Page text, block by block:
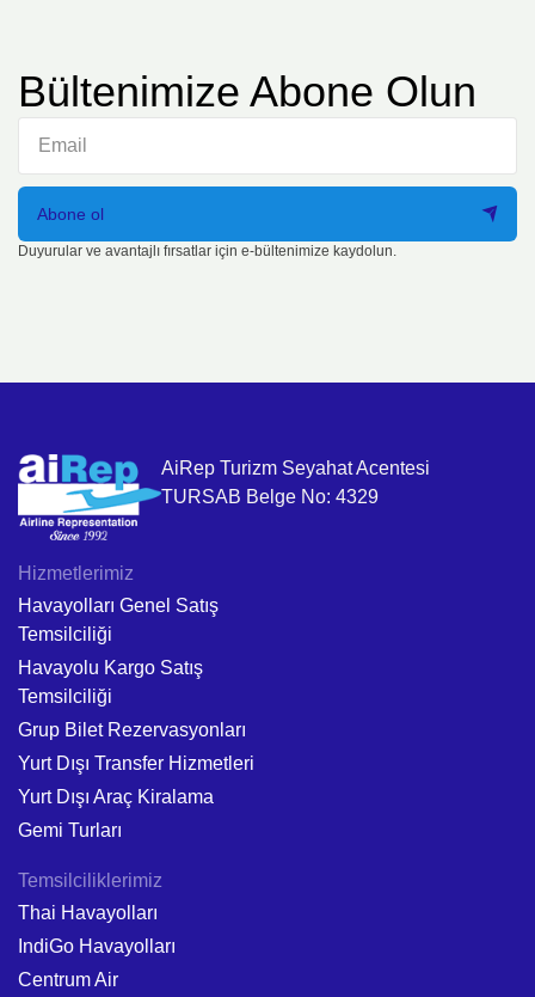
Bültenimize Abone Olun
Abone ol
Duyurular ve avantajlı fırsatlar için e-bültenimize kaydolun.
AiRep Turizm Seyahat Acentesi
TURSAB Belge No: 4329
Hizmetlerimiz
Havayolları Genel Satış
Temsilciliği
Havayolu Kargo Satış
Temsilciliği
Grup Bilet Rezervasyonları
Yurt Dışı Transfer Hizmetleri
Yurt Dışı Araç Kiralama
Gemi Turları
Temsilciliklerimiz
Thai Havayolları
IndiGo Havayolları
Centrum Air